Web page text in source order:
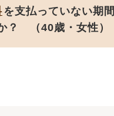
を支払っていない期間
？ （40歳・女性）